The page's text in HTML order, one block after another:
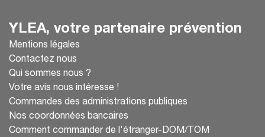
YLEA, votre partenaire prévention
Mentions légales
Contactez nous
Qui sommes nous ?
Votre avis nous intéresse !
Commandes des administrations publiques
Nos coordonnées bancaires
Comment commander de l'étranger-DOM/TOM